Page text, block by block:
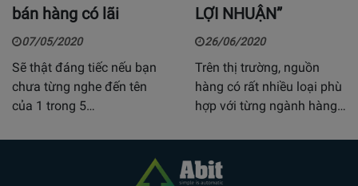
bán hàng có lãi
07/05/2020
Sẽ thật đáng tiếc nếu bạn
chưa từng nghe đến tên
của 1 trong 5…
LỢI NHUẬN”
26/06/2020
Trên thị trường, nguồn
hàng có rất nhiều loại phù
hợp với từng ngành hàng…